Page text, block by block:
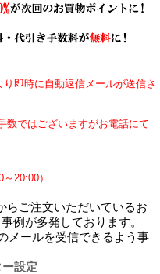
即時に自動返信メールが送信さ
数ではございますがお電話にて
20:00）
らご注文いただいているお
例が多発しております。
メールを受信できるよう事
設定